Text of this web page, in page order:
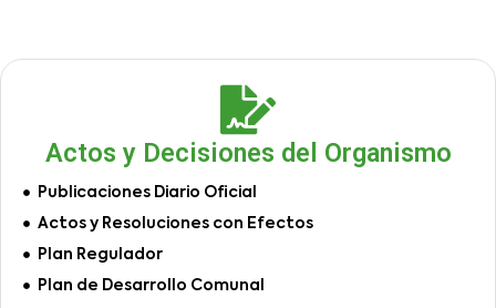
Actos y Decisiones del Organismo
Publicaciones Diario Oficial
Actos y Resoluciones con Efectos
Plan Regulador
Plan de Desarrollo Comunal